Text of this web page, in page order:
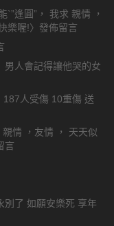
`”逢圓”， 我求 親情 ，
樂喔!〉發佈留言
男人會記得讓他哭的女
人受傷 10重傷 送
親情 ，友情 ， 天天似
言
別了 如願安樂死 享年